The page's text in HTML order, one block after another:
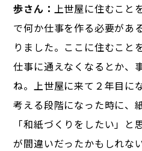
歩さん： 上世屋に住むこと
で何か仕事を作る必要があ
りました。ここに住むこと
仕事に通えなくなるとか、
ね。上世屋に来て２年目に
考える段階になった時に、
「和紙づくりをしたい」
が間違いだったかもしれな